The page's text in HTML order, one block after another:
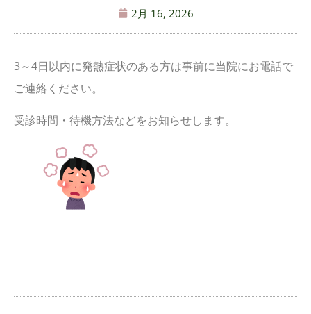
2月 16, 2026
3～4日以内に発熱症状のある方は事前に当院にお電話で
ご連絡ください。
受診時間・待機方法などをお知らせします。